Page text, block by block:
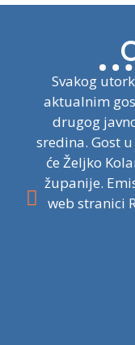
Svakog
aktualnim
drugog
sredina. Gost
će Željko
županije.
web stranici